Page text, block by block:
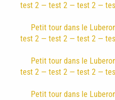
test 2 — test 2 — test 2 —
Petit tour dans le
test 2 — test 2 — test 2 —
Petit tour dans le
test 2 — test 2 — test 2 —
Petit tour dans le